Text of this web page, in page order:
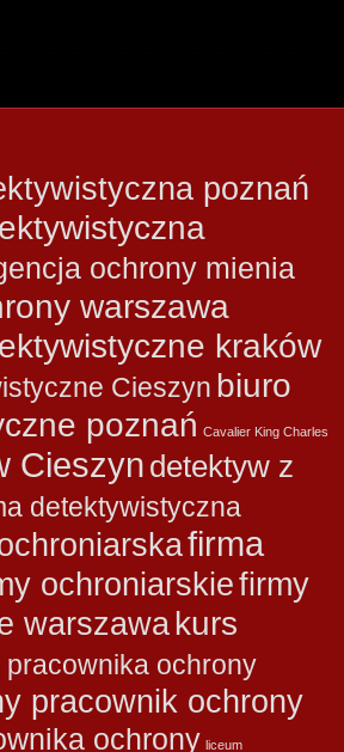
poznań
ochrony mienia
warszawa
kraków
Cieszyn biuro
poznań Cavalier King Charles
Cieszyn detektyw z
detektywistyczna
firma
ochroniarskiefirmy
warszawakurs
pracownika ochrony
pracownik ochrony
ochrony liceum